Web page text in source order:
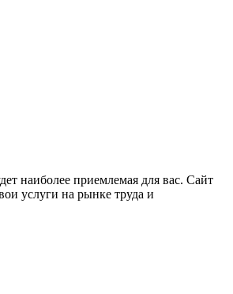
наиболее приемлемая для вас. Сайт
услуги на рынке труда и